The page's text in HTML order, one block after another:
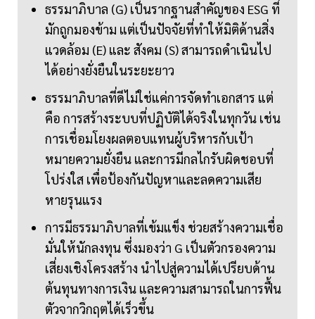
ธรรมาภิบาล (G) เป็นรากฐานสำคัญของ ESG ที่
มักถูกมองข้าม แต่เป็นปัจจัยที่ทำให้มิติด้านสิ่ง
แวดล้อม (E) และ สังคม (S) สามารถดำเนินไป
ได้อย่างยั่งยืนในระยะยาว
ธรรมาภิบาลที่ดีไม่ใช่แค่การจัดทำเอกสาร แต่
คือ การสร้างระบบที่ปฏิบัติได้จริงในทุกวัน เช่น
การเชื่อมโยงผลตอบแทนผู้บริหารกับเป้า
หมายความยั่งยืน และการมีกลไกรับผิดชอบที่
โปร่งใส เพื่อป้องกันปัญหาและลดความเสีย
หายรุนแรง
การมีธรรมาภิบาลที่เข้มแข็ง ช่วยสร้างความเชื่อ
มั่นให้นักลงทุน ซึ่งมองว่า G เป็นตัวกรองความ
เสี่ยงเชิงโครงสร้าง นำไปสู่ความได้เปรียบด้าน
ต้นทุนทางการเงิน และความสามารถในการฟื้น
ตัวจากวิกฤตได้เร็วขึ้น